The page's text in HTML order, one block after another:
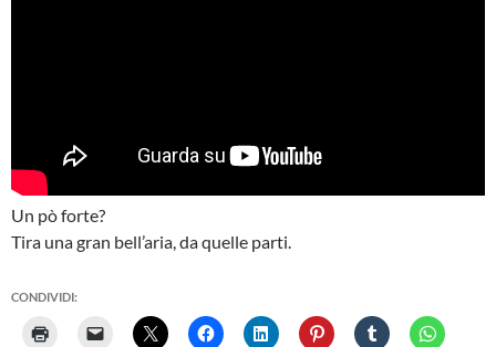
Un pò forte?
Tira una gran bell’aria, da quelle parti.
CONDIVIDI: